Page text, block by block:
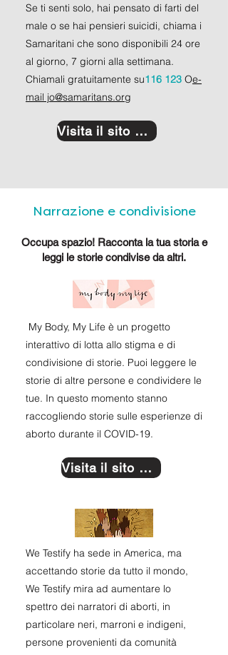
Se ti senti solo, hai pensato di farti del
male o se hai pensieri suicidi, chiama i
Samaritani che sono disponibili 24 ore
al giorno, 7 giorni alla settimana.
Chiamali gratuitamente su116 123 Oe-
mail jo@samaritans.org
Visita il sito web
Narrazione e condivisione
Occupa spazio! Racconta la tua storia e
leggi le storie condivise da altri.
My Body, My Life è un progetto
interattivo di lotta allo stigma e di
condivisione di storie. Puoi leggere le
storie di altre persone e condividere le
tue. In questo momento stanno
raccogliendo storie sulle esperienze di
aborto durante il COVID-19.
Visita il sito web
We Testify ha sede in America, ma
accettando storie da tutto il mondo,
We Testify mira ad aumentare lo
spettro dei narratori di aborti, in
particolare neri, marroni e indigeni,
persone provenienti da comunità